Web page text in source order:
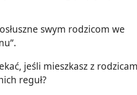
swym rodzicom we
jeśli mieszkasz z
reguł?